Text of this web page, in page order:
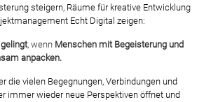
steigern, Räume für kreative Entwicklung
Echt Digital zeigen:
, wenn Menschen mit Begeisterung und
anpacken.
die vielen Begegnungen, Verbindungen und
immer wieder neue Perspektiven öffnet und